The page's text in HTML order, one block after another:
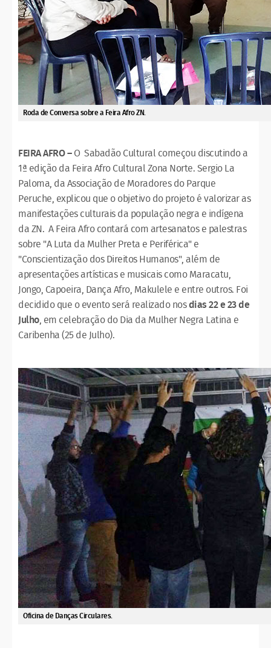
Roda de Conversa sobre a Feira Afro ZN.
FEIRA AFRO –O Sabadão Cultural começou discutindo a
1ª edição da Feira Afro Cultural Zona Norte. Sergio La
Paloma, da Associação de Moradores do Parque
Peruche, explicou que o objetivo do projeto é valorizar as
manifestações culturais da população negra e indígena
da ZN. A Feira Afro contará com artesanatos e palestras
sobre "A Luta da Mulher Preta e Periférica" e
"Conscientização dos Direitos Humanos", além de
apresentações artísticas e musicais como Maracatu,
Jongo, Capoeira, Dança Afro, Makulele e entre outros. Foi
decidido que o evento será realizado nosdias 22 e 23 de
Julho, em celebração do Dia da Mulher Negra Latina e
Caribenha (25 de Julho).
Oficina de Danças Circulares.